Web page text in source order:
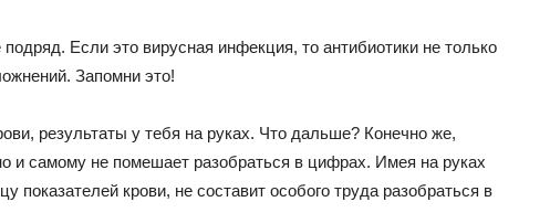
Если это вирусная инфекция, то антибиотики не только
Запомни это!
результаты у тебя на руках. Что дальше? Конечно же,
и самому не помешает разобраться в цифрах. Имея на руках
показателей крови, не составит особого труда разобраться в